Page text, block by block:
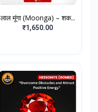
लाल मूंगा (Moonga) – शक...
₹1,650.00